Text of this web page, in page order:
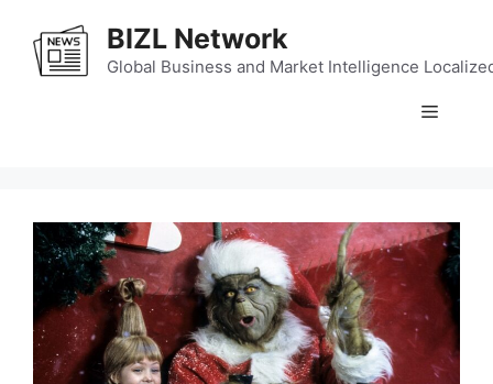
content
BIZL Network
Global Business and Market Intelligence
Menu